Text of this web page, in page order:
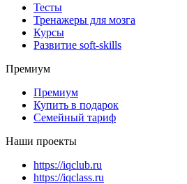
Тесты
Тренажеры для мозга
Курсы
Развитие soft-skills
Премиум
Премиум
Купить в подарок
Семейный тариф
Наши проекты
https://iqclub.ru
https://iqclass.ru